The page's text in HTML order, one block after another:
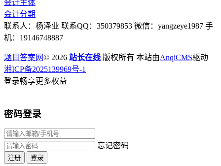
会计主体
会计分期
联系人：杨泽业 联系QQ：350379853 微信：yangzeye1987 手
机：19146748887
题目答案网© 2026 站长在线 版权所有 本站由AnqiCMS驱动
湘ICP备2025139969号-1
登录畅享更多权益
密码登录
忘记密码
注册 登录